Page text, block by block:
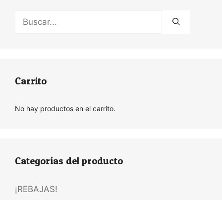
Carrito
No hay productos en el carrito.
Categorías del producto
¡REBAJAS!